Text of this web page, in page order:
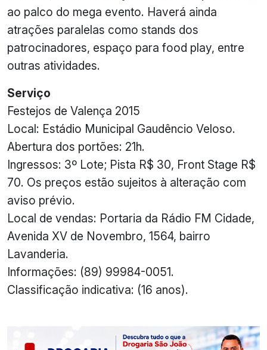
ao palco do mega evento. Haverá ainda
atrações paralelas como stands dos
patrocinadores, espaço para food play, entre
outras atividades.
Serviço
Festejos de Valença 2015
Local: Estádio Municipal Gaudêncio Veloso.
Abertura dos portões: 21h.
Ingressos: 3º Lote; Pista R$ 30, Front Stage R$
70. Os preços estão sujeitos à alteração com
aviso prévio.
Local de vendas: Portaria da Rádio FM Cidade,
Avenida XV de Novembro, 1564, bairro
Lavanderia.
Informações: (89) 99984-0051.
Classificação indicativa: (16 anos).